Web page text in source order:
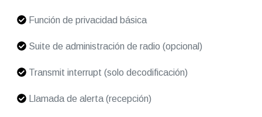
Función de privacidad básica
Suite de administración de radio (opcional)
Transmit interrupt (solo decodificación)
Llamada de alerta (recepción)